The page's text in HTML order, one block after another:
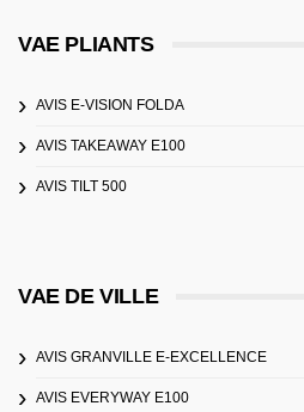
VAE PLIANTS
AVIS E-VISION FOLDA
AVIS TAKEAWAY E100
AVIS TILT 500
VAE DE VILLE
AVIS GRANVILLE E-EXCELLENCE
AVIS EVERYWAY E100